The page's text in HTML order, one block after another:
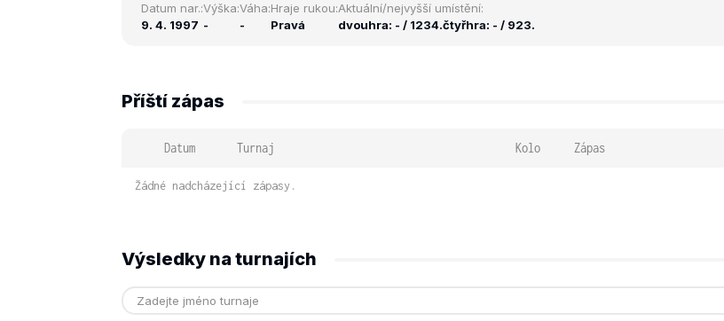
Datum nar.:
9. 4. 1997
Výška:
-
Váha:
-
Hraje rukou:
Pravá
Aktuální/nejvyšší umístění:
dvouhra: - / 1234.čtyřhra: - / 923.
Příští zápas
Datum Turnaj Kolo Zápas
Žádné nadcházející zápasy.
Výsledky na turnajích